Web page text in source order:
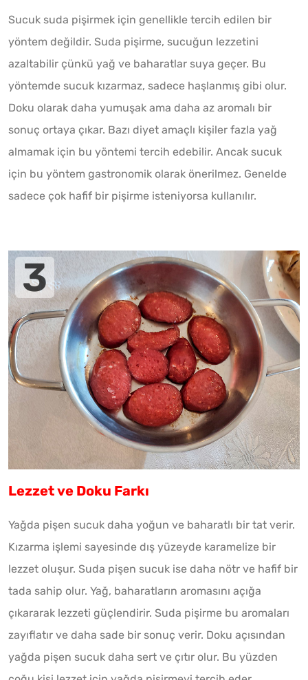
Sucuk suda pişirmek için genellikle tercih edilen bir
yöntem değildir. Suda pişirme, sucuğun lezzetini
azaltabilir çünkü yağ ve baharatlar suya geçer. Bu
yöntemde sucuk kızarmaz, sadece haşlanmış gibi olur.
Doku olarak daha yumuşak ama daha az aromalı bir
sonuç ortaya çıkar. Bazı diyet amaçlı kişiler fazla yağ
almamak için bu yöntemi tercih edebilir. Ancak sucuk
için bu yöntem gastronomik olarak önerilmez. Genelde
sadece çok hafif bir pişirme isteniyorsa kullanılır.
Lezzet ve Doku Farkı
Yağda pişen sucuk daha yoğun ve baharatlı bir tat verir.
Kızarma işlemi sayesinde dış yüzeyde karamelize bir
lezzet oluşur. Suda pişen sucuk ise daha nötr ve hafif bir
tada sahip olur. Yağ, baharatların aromasını açığa
çıkararak lezzeti güçlendirir. Suda pişirme bu aromaları
zayıflatır ve daha sade bir sonuç verir. Doku açısından
yağda pişen sucuk daha sert ve çıtır olur. Bu yüzden